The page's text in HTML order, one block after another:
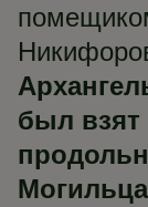
был взят